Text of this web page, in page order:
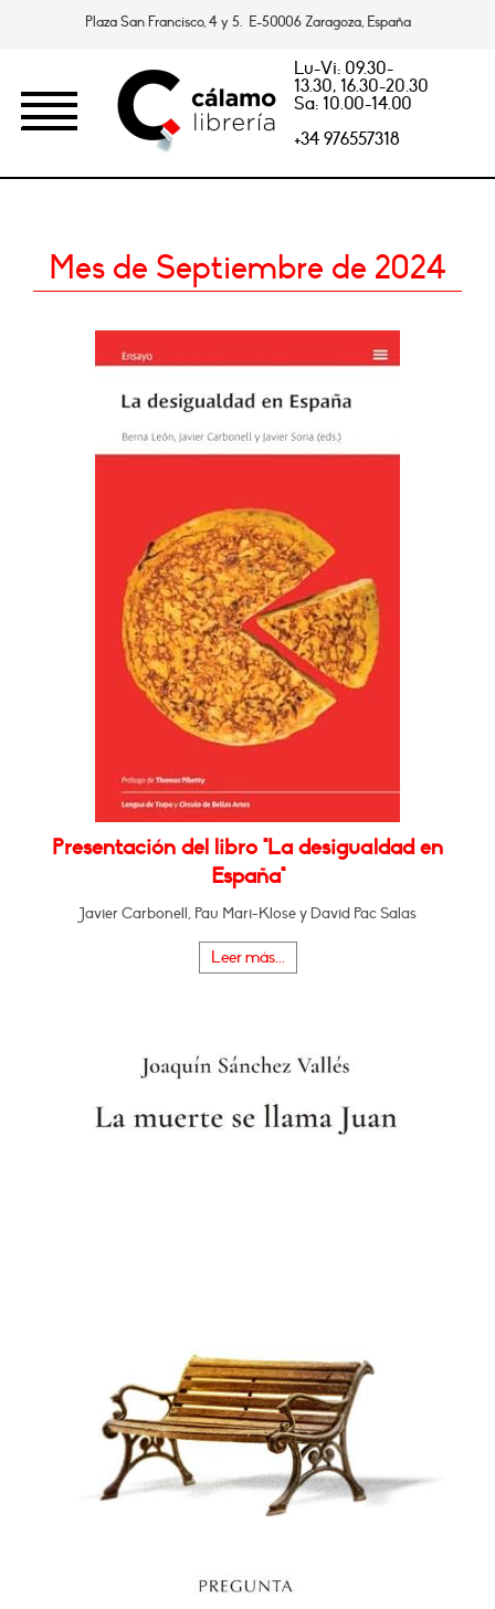
Plaza San Francisco, 4 y 5. E-50006 Zaragoza, España
Lu-Vi: 09.30-
13.30, 16.30-20.30
Sa: 10.00-14.00
+34 976557318
Mes de Septiembre de 2024
Presentación del libro "La desigualdad en
España"
Javier Carbonell, Pau Mari-Klose y David Pac Salas
Leer más...